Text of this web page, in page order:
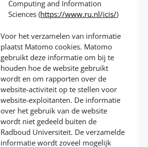
Computing and Information
Sciences (https://www.ru.nl/icis/)
Voor het verzamelen van informatie
plaatst Matomo cookies. Matomo
gebruikt deze informatie om bij te
houden hoe de website gebruikt
wordt en om rapporten over de
website-activiteit op te stellen voor
website-exploitanten. De informatie
over het gebruik van de website
wordt niet gedeeld buiten de
Radboud Universiteit. De verzamelde
informatie wordt zoveel mogelijk